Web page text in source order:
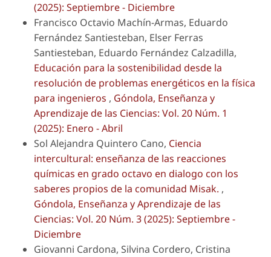
(2025): Septiembre - Diciembre
Francisco Octavio Machín-Armas, Eduardo
Fernández Santiesteban, Elser Ferras
Santiesteban, Eduardo Fernández Calzadilla,
Educación para la sostenibilidad desde la
resolución de problemas energéticos en la física
para ingenieros , Góndola, Enseñanza y
Aprendizaje de las Ciencias: Vol. 20 Núm. 1
(2025): Enero - Abril
Sol Alejandra Quintero Cano, Ciencia
intercultural: enseñanza de las reacciones
químicas en grado octavo en dialogo con los
saberes propios de la comunidad Misak. ,
Góndola, Enseñanza y Aprendizaje de las
Ciencias: Vol. 20 Núm. 3 (2025): Septiembre -
Diciembre
Giovanni Cardona, Silvina Cordero, Cristina